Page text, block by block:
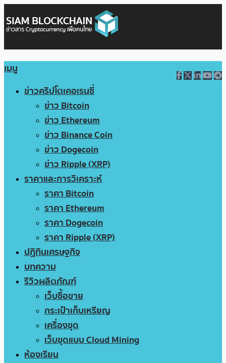
เมนู
ข่าวคริปโตเคอเรนซี่
ข่าว Bitcoin
ข่าว Ethereum
ข่าว Binance Coin
ข่าว Dogecoin
ข่าว Ripple (XRP)
ราคาและการวิเคราะห์
ราคา Bitcoin
ราคา Ethereum
ราคา Dogecoin
ราคา Ripple (XRP)
ปฏิทินเศรษฐกิจ
บทความ
รีวิวผลิตภัณฑ์
เว็บซื้อขาย
กระเป๋าเก็บเหรียญ
เครื่องขุด
เว็บขุดแบบ Cloud Mining
ห้องเรียน